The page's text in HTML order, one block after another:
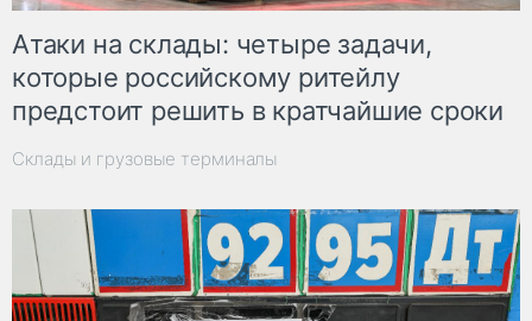
Атаки на склады: четыре задачи,
которые российскому ритейлу
предстоит решить в кратчайшие сроки
Склады и грузовые терминалы